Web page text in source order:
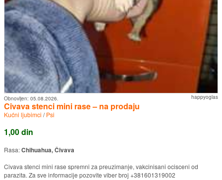
happyoglas
Obnovljen: 05.08.2026.
Civava stenci mini rase – na prodaju
Kućni ljubimci /Psi
1,00 din
Rasa:Chihuahua, Čivava
Civava stenci mini rase spremni za preuzimanje, vakcinisani ocisceni od
parazita. Za sve informacije pozovite viber broj +381601319002